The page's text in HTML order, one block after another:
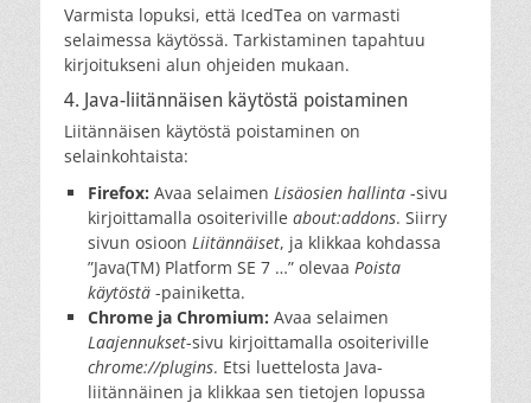
Varmista lopuksi, että IcedTea on varmasti
selaimessa käytössä. Tarkistaminen tapahtuu
kirjoitukseni alun ohjeiden mukaan.
4. Java-liitännäisen käytöstä poistaminen
Liitännäisen käytöstä poistaminen on
selainkohtaista:
Firefox: Avaa selaimen Lisäosien hallinta -sivu
kirjoittamalla osoiteriville about:addons. Siirry
sivun osioon Liitännäiset, ja klikkaa kohdassa
”Java(TM) Platform SE 7 …” olevaa Poista
käytöstä -painiketta.
Chrome ja Chromium: Avaa selaimen
Laajennukset-sivu kirjoittamalla osoiteriville
chrome://plugins. Etsi luettelosta Java-
liitännäinen ja klikkaa sen tietojen lopussa